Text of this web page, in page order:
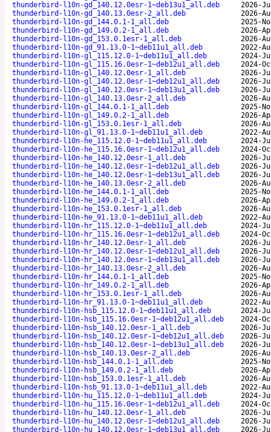
thunderbird-l10n-gd_140.12.0esr-1~deb13u1_all.deb
2026-
thunderbird-l10n-gd_140.13.0esr-2_all.deb
2026-
thunderbird-l10n-gd_144.0.1-1_all.deb
2025-
thunderbird-l10n-gd_149.0.2-1_all.deb
2026-
thunderbird-l10n-gd_153.0.1esr-1_all.deb
2026-
thunderbird-l10n-gd_91.13.0-1~deb11u1_all.deb
2022-
thunderbird-l10n-gl_115.12.0-1~deb11u1_all.deb
2024-
thunderbird-l10n-gl_115.16.0esr-1~deb12u1_all.deb
2024-
thunderbird-l10n-gl_140.12.0esr-1_all.deb
2026-
thunderbird-l10n-gl_140.12.0esr-1~deb12u1_all.deb
2026-
thunderbird-l10n-gl_140.12.0esr-1~deb13u1_all.deb
2026-
thunderbird-l10n-gl_140.13.0esr-2_all.deb
2026-
thunderbird-l10n-gl_144.0.1-1_all.deb
2025-
thunderbird-l10n-gl_149.0.2-1_all.deb
2026-
thunderbird-l10n-gl_153.0.1esr-1_all.deb
2026-
thunderbird-l10n-gl_91.13.0-1~deb11u1_all.deb
2022-
thunderbird-l10n-he_115.12.0-1~deb11u1_all.deb
2024-
thunderbird-l10n-he_115.16.0esr-1~deb12u1_all.deb
2024-
thunderbird-l10n-he_140.12.0esr-1_all.deb
2026-
thunderbird-l10n-he_140.12.0esr-1~deb12u1_all.deb
2026-
thunderbird-l10n-he_140.12.0esr-1~deb13u1_all.deb
2026-
thunderbird-l10n-he_140.13.0esr-2_all.deb
2026-
thunderbird-l10n-he_144.0.1-1_all.deb
2025-
thunderbird-l10n-he_149.0.2-1_all.deb
2026-
thunderbird-l10n-he_153.0.1esr-1_all.deb
2026-
thunderbird-l10n-he_91.13.0-1~deb11u1_all.deb
2022-
thunderbird-l10n-hr_115.12.0-1~deb11u1_all.deb
2024-
thunderbird-l10n-hr_115.16.0esr-1~deb12u1_all.deb
2024-
thunderbird-l10n-hr_140.12.0esr-1_all.deb
2026-
thunderbird-l10n-hr_140.12.0esr-1~deb12u1_all.deb
2026-
thunderbird-l10n-hr_140.12.0esr-1~deb13u1_all.deb
2026-
thunderbird-l10n-hr_140.13.0esr-2_all.deb
2026-
thunderbird-l10n-hr_144.0.1-1_all.deb
2025-
thunderbird-l10n-hr_149.0.2-1_all.deb
2026-
thunderbird-l10n-hr_153.0.1esr-1_all.deb
2026-
thunderbird-l10n-hr_91.13.0-1~deb11u1_all.deb
2022-
thunderbird-l10n-hsb_115.12.0-1~deb11u1_all.deb
2024-
thunderbird-l10n-hsb_115.16.0esr-1~deb12u1_all.deb
2024-
thunderbird-l10n-hsb_140.12.0esr-1_all.deb
2026-
thunderbird-l10n-hsb_140.12.0esr-1~deb12u1_all.deb
2026-
thunderbird-l10n-hsb_140.12.0esr-1~deb13u1_all.deb
2026-
thunderbird-l10n-hsb_140.13.0esr-2_all.deb
2026-
thunderbird-l10n-hsb_144.0.1-1_all.deb
2025-
thunderbird-l10n-hsb_149.0.2-1_all.deb
2026-
thunderbird-l10n-hsb_153.0.1esr-1_all.deb
2026-
thunderbird-l10n-hsb_91.13.0-1~deb11u1_all.deb
2022-
thunderbird-l10n-hu_115.12.0-1~deb11u1_all.deb
2024-
thunderbird-l10n-hu_115.16.0esr-1~deb12u1_all.deb
2024-
thunderbird-l10n-hu_140.12.0esr-1_all.deb
2026-
thunderbird-l10n-hu_140.12.0esr-1~deb12u1_all.deb
2026-
thunderbird-l10n-hu_140.12.0esr-1~deb13u1_all.deb
2026-